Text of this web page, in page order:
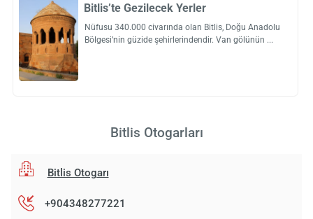
Bitlis’te Gezilecek Yerler
Nüfusu 340.000 civarında olan Bitlis, Doğu Anadolu
Bölgesi’nin güzide şehirlerindendir. Van gölünün
Bitlis Otogarları
Bitlis Otogarı
+904348277221